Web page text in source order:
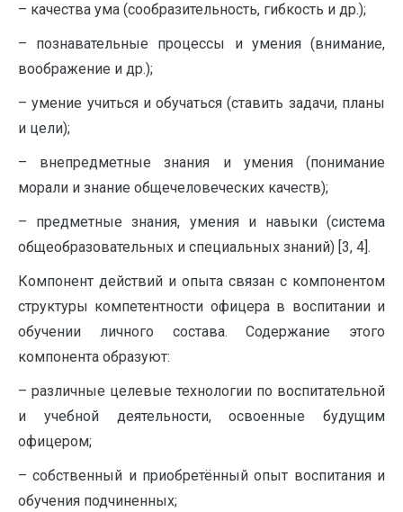
– качества ума (сообразительность, гибкость и др.);
– познавательные процессы и умения (внимание,
воображение и др.);
– умение учиться и обучаться (ставить задачи, планы
и цели);
– внепредметные знания и умения (понимание
морали и знание общечеловеческих качеств);
– предметные знания, умения и навыки (система
общеобразовательных и специальных знаний) [3, 4].
Компонент действий и опыта связан с компонентом
структуры компетентности офицера в воспитании и
обучении личного состава. Содержание этого
компонента образуют:
– различные целевые технологии по воспитательной
и учебной деятельности, освоенные будущим
офицером;
– собственный и приобретённый опыт воспитания и
обучения подчиненных;